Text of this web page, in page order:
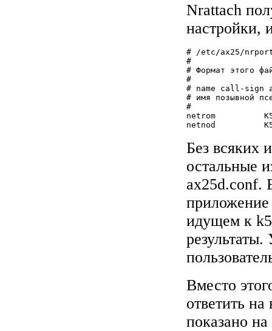
Nrattach
настройки,
# /etc/ax25/
#
# Формат этого
#
# name call-sign
# имя позывной
#
netrom
netnod
Без всяких
остальные
ax25d.conf.
идущем к
Вместо
ответить
показано